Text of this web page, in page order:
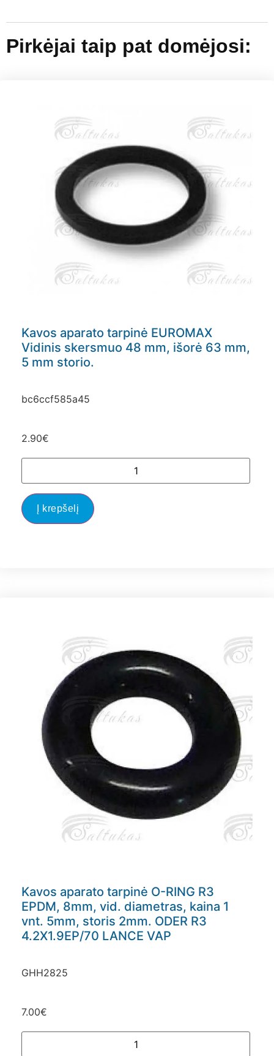
Pirkėjai taip pat domėjosi:
Kavos aparato tarpinė EUROMAX
Vidinis skersmuo 48 mm, išorė 63 mm,
5 mm storio.
bc6ccf585a45
2.90€
Į krepšelį
Kavos aparato tarpinė O-RING R3
EPDM, 8mm, vid. diametras, kaina 1
vnt. 5mm, storis 2mm. ODER R3
4.2X1.9EP/70 LANCE VAP
GHH2825
7.00€